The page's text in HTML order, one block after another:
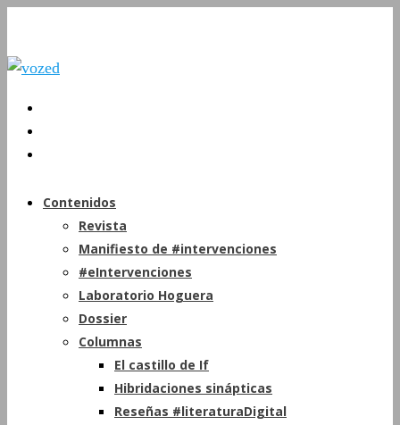
Contenidos
Revista
Manifiesto de #intervenciones
#eIntervenciones
Laboratorio Hoguera
Dossier
Columnas
El castillo de If
Hibridaciones sinápticas
Reseñas #literaturaDigital